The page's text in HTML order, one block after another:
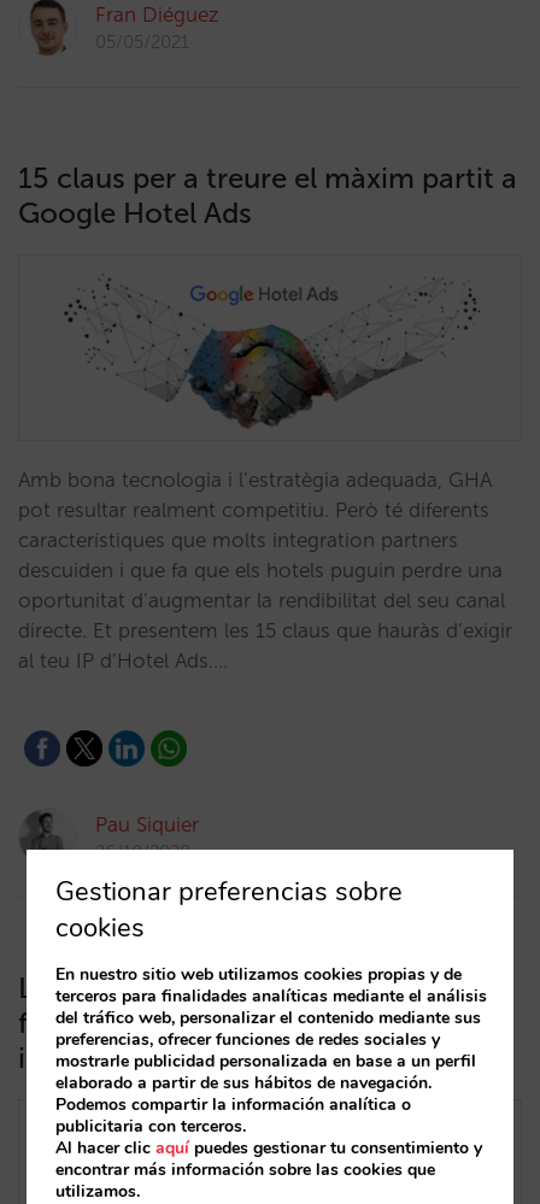
Fran Diéguez
05/05/2021
15 claus per a treure el màxim partit a
Google Hotel Ads
Amb bona tecnologia i l’estratègia adequada, GHA
pot resultar realment competitiu. Però té diferents
característiques que molts integration partners
descuiden i que fa que els hotels puguin perdre una
oportunitat d’augmentar la rendibilitat del seu canal
directe. Et presentem les 15 claus que hauràs d’exigir
al teu IP d’Hotel Ads.…
Pau Siquier
26/10/2020
La importancia de las tarifas
flexibles… Google también lo
incorpora como filtro a Hotel Ads
Gestionar preferencias sobre
cookies
En nuestro sitio web utilizamos cookies propias y de
terceros para finalidades analíticas mediante el análisis
del tráfico web, personalizar el contenido mediante sus
preferencias, ofrecer funciones de redes sociales y
mostrarle publicidad personalizada en base a un perfil
elaborado a partir de sus hábitos de navegación.
Podemos compartir la información analítica o
publicitaria con terceros.
Al hacer clicaquípuedes gestionar tu consentimiento y
encontrar más información sobre las cookies que
utilizamos.